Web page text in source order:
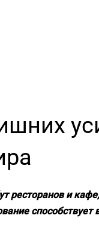
ресторанов и
способствует